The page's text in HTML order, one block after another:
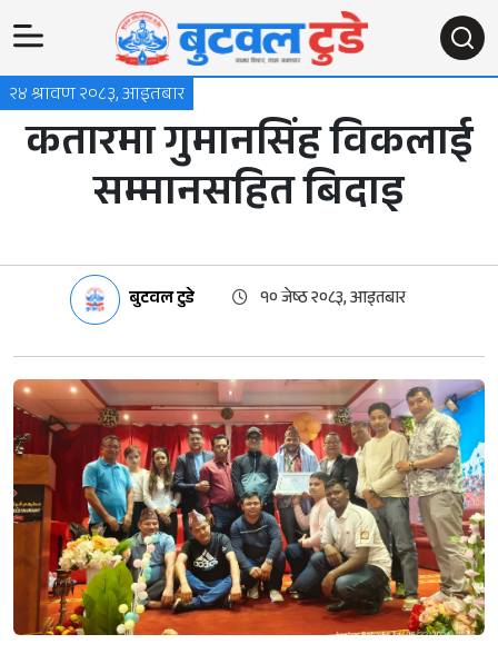
२४ श्रावण २०८३, आइतबार
कतारमा गुमानसिंह विकलाई
सम्मानसहित बिदाइ
बुटवल टुडे १० जेष्ठ २०८३, आइतबार